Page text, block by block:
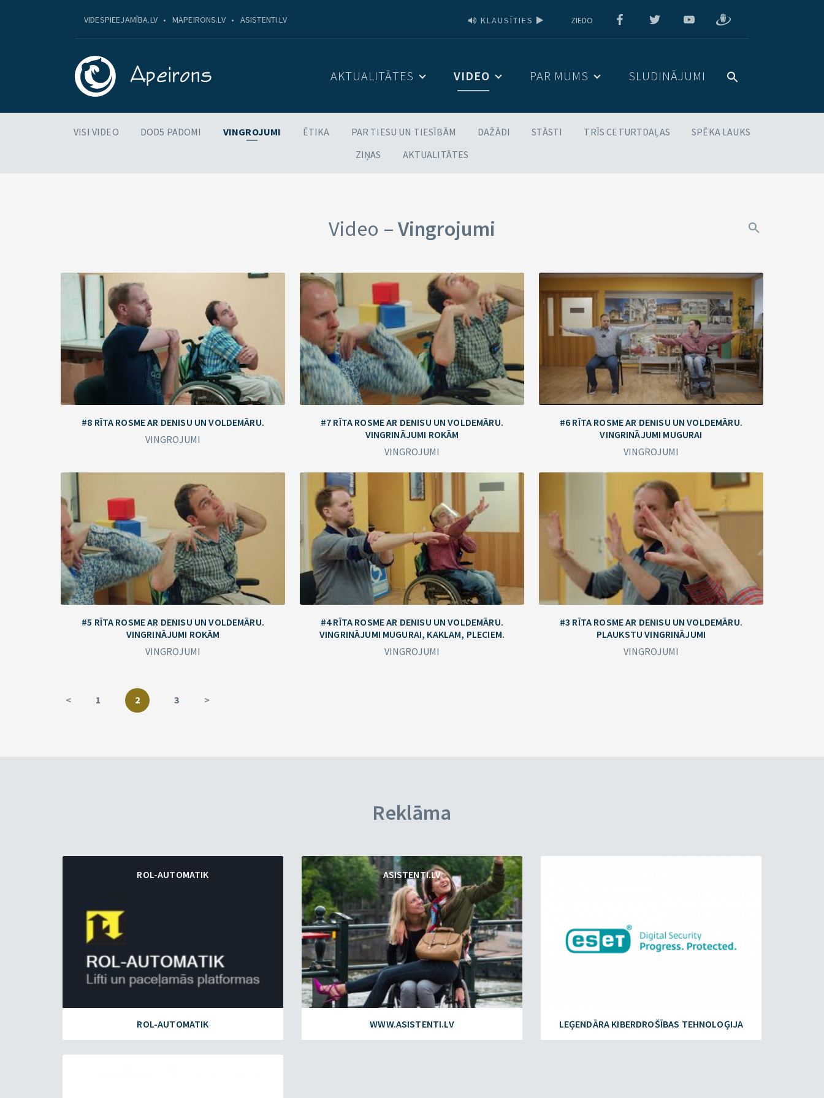
VIDESPIEEJAMĪBA.LV MAPEIRONS.LV ASISTENTI.LV KLAUSĪTIES ZIEDO
AKTUALITĀTES VIDEO PAR MUMS SLUDINĀJUMI
VISI VIDEO DOD5 PADOMI VINGROJUMI ĒTIKA PAR TIESU UN TIESĪBĀM DAŽĀDI STĀSTI TRĪS CETURTDAĻAS
SPĒKA LAUKS
ZIŅAS
AKTUALITĀTES
Video –Vingrojumi
#8 RĪTA ROSME AR DENISU UN VOLDEMĀRU.
VINGROJUMI
#7 RĪTA ROSME AR DENISU UN VOLDEMĀRU.
VINGRINĀJUMI ROKĀM
VINGROJUMI
#6 RĪTA ROSME AR DENISU UN VOLDEMĀRU.
VINGRINĀJUMI MUGURAI
VINGROJUMI
#5 RĪTA ROSME AR DENISU UN VOLDEMĀRU.
VINGRINĀJUMI ROKĀM
VINGROJUMI
#4 RĪTA ROSME AR DENISU UN VOLDEMĀRU.
VINGRINĀJUMI MUGURAI, KAKLAM, PLECIEM.
VINGROJUMI
#3 RĪTA ROSME AR DENISU UN VOLDEMĀRU.
PLAUKSTU VINGRINĀJUMI
VINGROJUMI
< 1 2 3 >
Reklāma
ROL-AUTOMATIK
ROL-AUTOMATIK
ASISTENTI.LV
WWW.ASISTENTI.LV LEĢENDĀRA KIBERDROŠĪBAS TEHNOLOĢIJA